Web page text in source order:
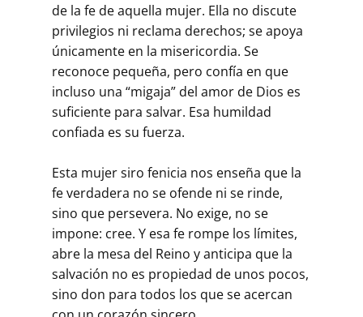
de la fe de aquella mujer. Ella no discute
privilegios ni reclama derechos; se apoya
únicamente en la misericordia. Se
reconoce pequeña, pero confía en que
incluso una “migaja” del amor de Dios es
suficiente para salvar. Esa humildad
confiada es su fuerza.
Esta mujer siro fenicia nos enseña que la
fe verdadera no se ofende ni se rinde,
sino que persevera. No exige, no se
impone: cree. Y esa fe rompe los límites,
abre la mesa del Reino y anticipa que la
salvación no es propiedad de unos pocos,
sino don para todos los que se acercan